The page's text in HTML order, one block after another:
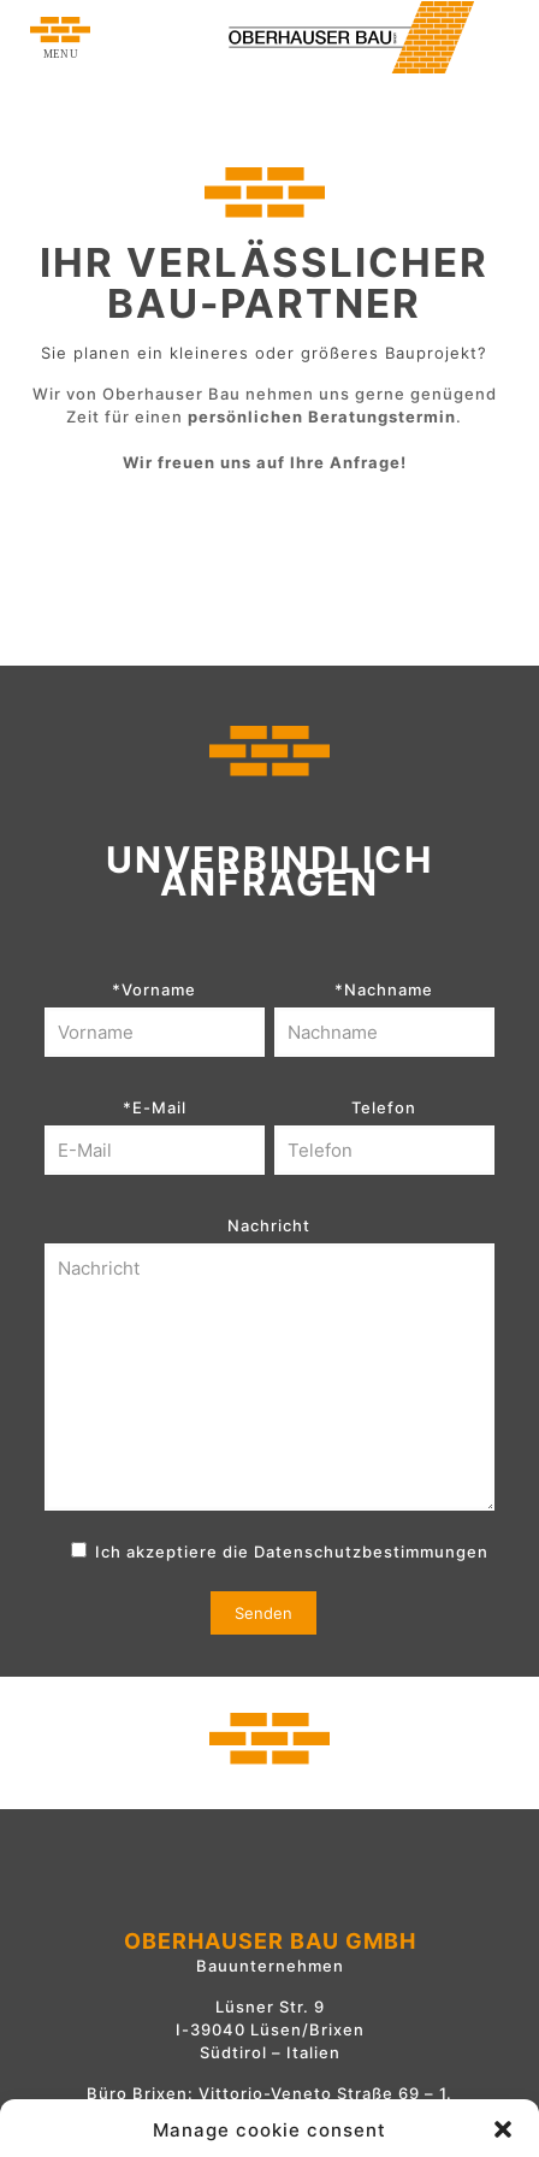
Manage cookie consent
IHR VERLÄSSLICHER
BAU-PARTNER
Sie planen ein kleineres oder größeres Bauprojekt?
Wir von Oberhauser Bau nehmen uns gerne genügend
Zeit für einenpersönlichen Beratungstermin.
Wir freuen uns auf Ihre Anfrage!
UNVERBINDLICH
ANFRAGEN
*Vorname *Nachname
*E-Mail Telefon
Nachricht
Ich akzeptiere die Datenschutzbestimmungen
OBERHAUSER BAU GMBH
Bauunternehmen
Lüsner Str. 9
I-39040 Lüsen/Brixen
Südtirol – Italien
Büro Brixen: Vittorio-Veneto Straße 69 – 1.
IT